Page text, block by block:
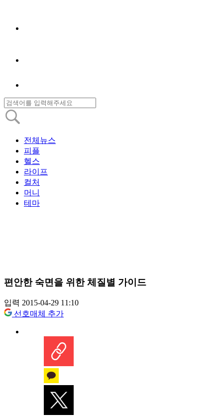
전체뉴스
피플
헬스
라이프
컬처
머니
테마
편안한 숙면을 위한 체질별 가이드
입력 2015-04-29 11:10
선호매체 추가